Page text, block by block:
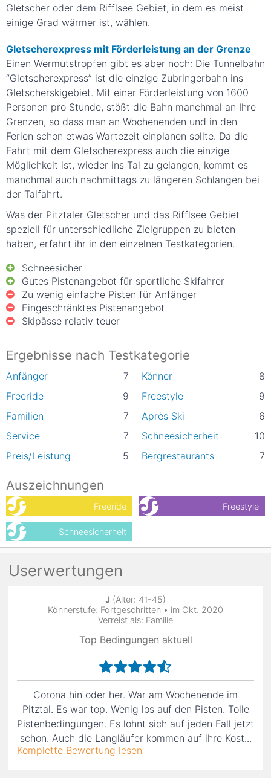
Schneesicher
Gutes Pistenangebot für sportliche Skifahrer
Zu wenig einfache Pisten für Anfänger
Eingeschränktes Pistenangebot
Skipässe relativ teuer
Gletscher oder dem Rifflsee Gebiet, in dem es meist
einige Grad wärmer ist, wählen.
Gletscherexpress mit Förderleistung an der Grenze
Einen Wermutstropfen gibt es aber noch: Die Tunnelbahn
“Gletscherexpress” ist die einzige Zubringerbahn ins
Gletscherskigebiet. Mit einer Förderleistung von 1600
Personen pro Stunde, stößt die Bahn manchmal an Ihre
Grenzen, so dass man an Wochenenden und in den
Ferien schon etwas Wartezeit einplanen sollte. Da die
Fahrt mit dem Gletscherexpress auch die einzige
Möglichkeit ist, wieder ins Tal zu gelangen, kommt es
manchmal auch nachmittags zu längeren Schlangen bei
der Talfahrt.
Was der Pitztaler Gletscher und das Rifflsee Gebiet
speziell für unterschiedliche Zielgruppen zu bieten
haben, erfahrt ihr in den einzelnen Testkategorien.
Ergebnisse nach Testkategorie
Anfänger 7 Könner
8
Freeride
9 Freestyle
9
Familien
7 Après Ski
6
Service
7 Schneesicherheit
10
Preis/Leistung
5 Bergrestaurants 7
Auszeichnungen
Freeride Freestyle
Schneesicherheit
Userwertungen
J (Alter: 41-45)
Könnerstufe: Fortgeschritten • im Okt. 2020
Verreist als: Familie
Top Bedingungen aktuell
Corona hin oder her. War am Wochenende im
Pitztal. Es war top. Wenig los auf den Pisten. Tolle
Pistenbedingungen. Es lohnt sich auf jeden Fall jetzt
schon. Auch die Langläufer kommen auf ihre Kost...
Komplette Bewertung lesen